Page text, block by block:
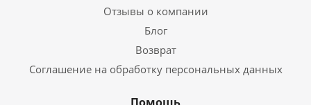
Отзывы о компании
Блог
Возврат
Соглашение на обработку персональных данных